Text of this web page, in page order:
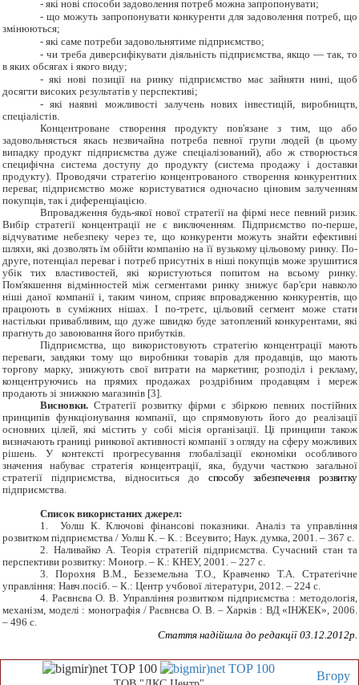
- які нові способи задоволення потреб можна запропонувати;
- що можуть запропонувати конкуренти для задоволення потреб, що
змінюються;
- які саме потреби задовольнятиме підприємство;
- чи треба диверсифікувати діяльність підприємства, якщо — так, то
в яких обсягах і якого виду;
- які нові позиції на ринку підприємство має зайняти нині, щоб
досягти високих результатів у перспективі;
- які наявні можливості залучень нових інвестицій, виробництв,
спеціалістів.
Концентроване створення продукту пов'язане з тим, що або
задовольняється якась незвичайна потреба певної групи людей (в цьому
випадку продукт підприємства дуже спеціалізований), або ж створюється
специфічна система доступу до продукту (система продажу і доставки
продукту). Проводячи стратегію концентрованого створення конкурентних
переваг, підприємство може користуватися одночасно ціновим залученням
покупців, так і диференціацією.
Впровадження будь-якої нової стратегії на фірмі несе певний ризик.
Вибір стратегії концентрації не є виключенням. Підприємство по-перше,
відчуватиме небезпеку через те, що конкуренти можуть знайти ефективні
шляхи, які дозволять їм обійти компанію на її вузькому цільовому ринку. По-
друге, потенціал переваг і потреб присутніх в ніші покупців може зрушитися
убік тих властивостей, які користуються попитом на всьому ринку.
Пом'якшення відмінностей між сегментами ринку знижує бар'єри навколо
ніші даної компанії і, таким чином, сприяє впровадженню конкурентів, що
працюють в суміжних нішах. І по-третє, цільовий сегмент може стати
настільки привабливим, що дуже швидко буде затоплений конкурентами, які
прагнуть до завоювання його прибутків.
Підприємства, що використовують стратегію концентрації мають
переваги, завдяки тому що виробники товарів для продавців, що мають
торгову марку, знижують свої витрати на маркетинг, розподіл і рекламу,
концентруючись на прямих продажах роздрібним продавцям ​​і мереж
продають зі знижкою магазинів [3].
Висновки.Стратегії розвитку фірми є збіркою певних постійних
принципів функціонування компанії, що спрямовують його до реалізації
основних цілей, які містить у собі місія організації. Ці принципи також
визначають границі ринкової активності компанії з огляду на сферу можливих
рішень. У контексті прогресування глобалізації економіки особливого
значення набуваєстратегія концентрації, яка, будучи часткою загальної
стратегії підприємства, відноситься доспособузабезпечення розвитку
підприємства.
Список використаних джерел:
1. Уолш К. Ключові фінансові показники. Аналіз та управління
розвитком підприємства / Уолш К. – К. : Всеувито; Наук. думка, 2001. – 367 с.
2. Наливайко А. Теорія стратегій підприємства. Сучасний стан та
перспективи розвитку: Моногр. – К.: КНЕУ, 2001. – 227 с.
3. Порохня В.М., Безземельна Т.О., Кравченко Т.А. Стратегічне
управління: Навч.посіб. – К.: Центр учбової літератури, 2012. – 224 с.
4. Раєвнєва О. В. Управління розвитком підприємства : методологія,
механізм, моделі : монографія / Раєвнєва О. В. – Харків : ВД «ІНЖЕК», 2006.
– 496 с.
Стаття надійшла до редакції 03.12.2012р.
Вгору